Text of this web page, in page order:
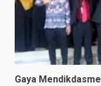
Gaya